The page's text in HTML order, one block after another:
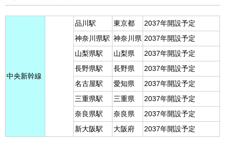
中央新幹線
品川駅 東京都
2037年開設予定
神奈川県駅 神奈川県 2037年開設予定
山梨県駅
山梨県
2037年開設予定
長野県駅
長野県
2037年開設予定
名古屋駅
愛知県
2037年開設予定
三重県駅
三重県
2037年開設予定
奈良県駅
奈良県
2037年開設予定
新大阪駅
大阪府 2037年開設予定